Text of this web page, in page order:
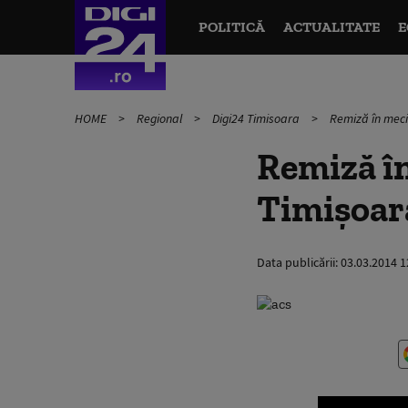
POLITICĂ ACTUALITATE
HOME Regional Digi24 Timisoara Remiză în
Remiză
Data publicării:03.03.2014